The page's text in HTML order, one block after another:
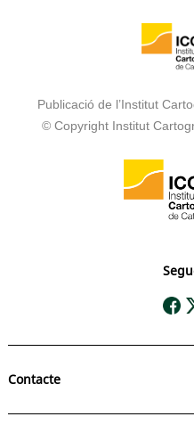
Publicació de l’Institut
© Copyright Institut
Contacte